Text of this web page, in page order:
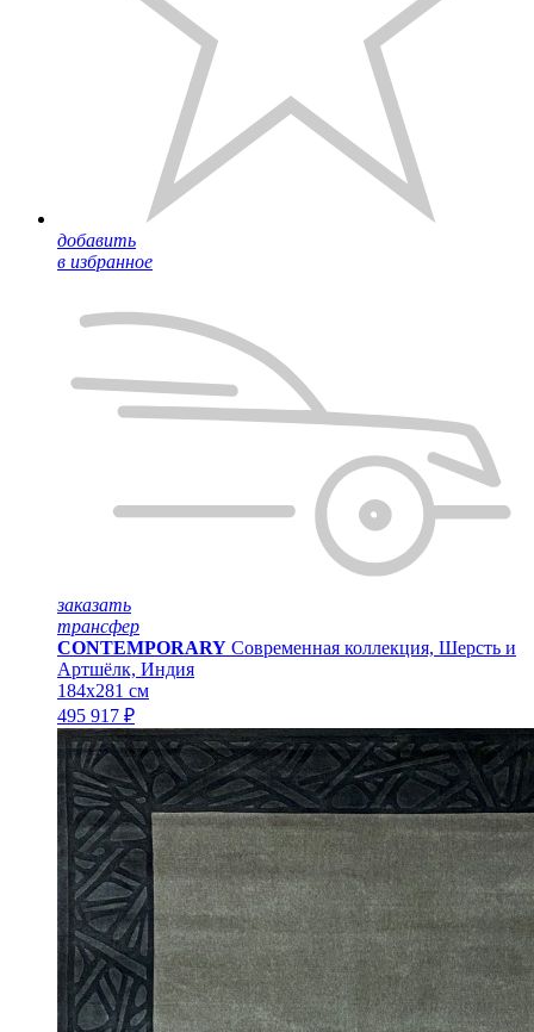
добавить
в избранное
заказать
трансфер
CONTEMPORARY Современная коллекция, Шерсть и
Артшёлк, Индия
184x281 см
495 917 ₽